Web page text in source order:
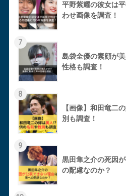
平野紫耀の彼女は
わせ画像を調査！
7
島袋全優の素顔が
性格も調査！
8
【画像】和田竜二
別も調査！
9
黒田隼之介の死因
の配慮なのか？